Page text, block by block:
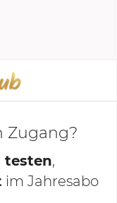
Zugang?
testen,
im Jahresabo